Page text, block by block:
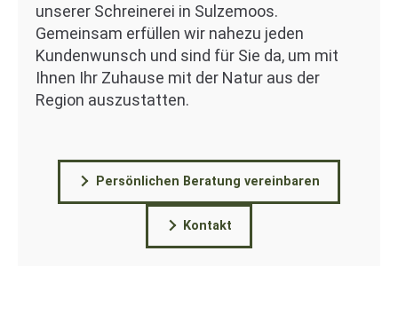
unserer Schreinerei in Sulzemoos.
Gemeinsam erfüllen wir nahezu jeden
Kundenwunsch und sind für Sie da, um mit
Ihnen Ihr Zuhause mit der Natur aus der
Region auszustatten.
Persönlichen Beratung vereinbaren
Kontakt